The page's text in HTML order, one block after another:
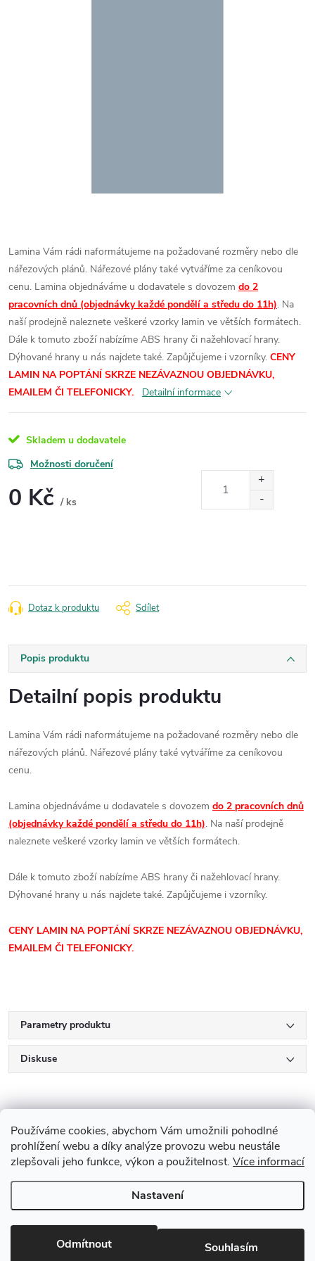
Používáme cookies, abychom Vám umožnili pohodlné
prohlížení webu a díky analýze provozu webu neustále
zlepšovali jeho funkce, výkon a použitelnost. Více informací
Nastavení
Odmítnout Souhlasím
Lamina Vám rádi naformátujeme na požadované rozměry nebo dle
nářezových plánů. Nářezové plány také vytváříme za ceníkovou
cenu. Lamina objednáváme u dodavatele s dovozem do 2
pracovních dnů (objednávky každé pondělí a středu do 11h). Na
naší prodejně naleznete veškeré vzorky lamin ve větších formátech.
Dále k tomuto zboží nabízíme ABS hrany či nažehlovací hrany.
Dýhované hrany u nás najdete také. Zapůjčujeme i vzorníky. CENY
LAMIN NA POPTÁNÍ SKRZE NEZÁVAZNOU OBJEDNÁVKU,
EMAILEM ČI TELEFONICKY.
Detailní informace
Skladem u dodavatele
Možnosti doručení
0 Kč / ks
Dotaz k produktu Sdílet
Popis produktu
Detailní popis produktu
Lamina Vám rádi naformátujeme na požadované rozměry nebo dle
nářezových plánů. Nářezové plány také vytváříme za ceníkovou
cenu.
Lamina objednáváme u dodavatele s dovozem do 2 pracovních dnů
(objednávky každé pondělí a středu do 11h). Na naší prodejně
naleznete veškeré vzorky lamin ve větších formátech.
Dále k tomuto zboží nabízíme ABS hrany či nažehlovací hrany.
Dýhované hrany u nás najdete také. Zapůjčujeme i vzorníky.
CENY LAMIN NA POPTÁNÍ SKRZE NEZÁVAZNOU OBJEDNÁVKU,
EMAILEM ČI TELEFONICKY.
Parametry produktu
Diskuse
Z
á
Drevobis Horoměřice. Všechna práva vyhrazena.
nastavení cookies